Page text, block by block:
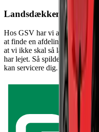
Landsdækkende service
Hos GSV har vi afdelinger i
at finde en afdeling tæt på dig
at vi ikke skal så langt, hvis vi
har lejet. Så spilder vi ikke
kan servicere dig.